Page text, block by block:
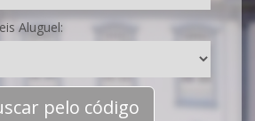
Aluguel:
pelo código